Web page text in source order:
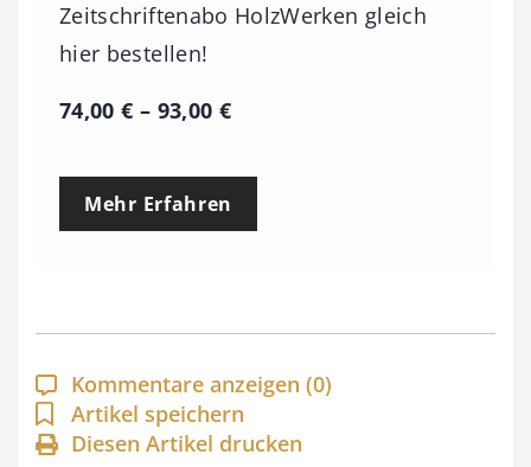
Zeitschriftenabo HolzWerken gleich
hier bestellen!
74,00€ – 93,00 €P
e
p
a
n
n
Mehr Erfahren
Kommentare anzeigen (0)
Artikel speichern
Diesen Artikel drucken